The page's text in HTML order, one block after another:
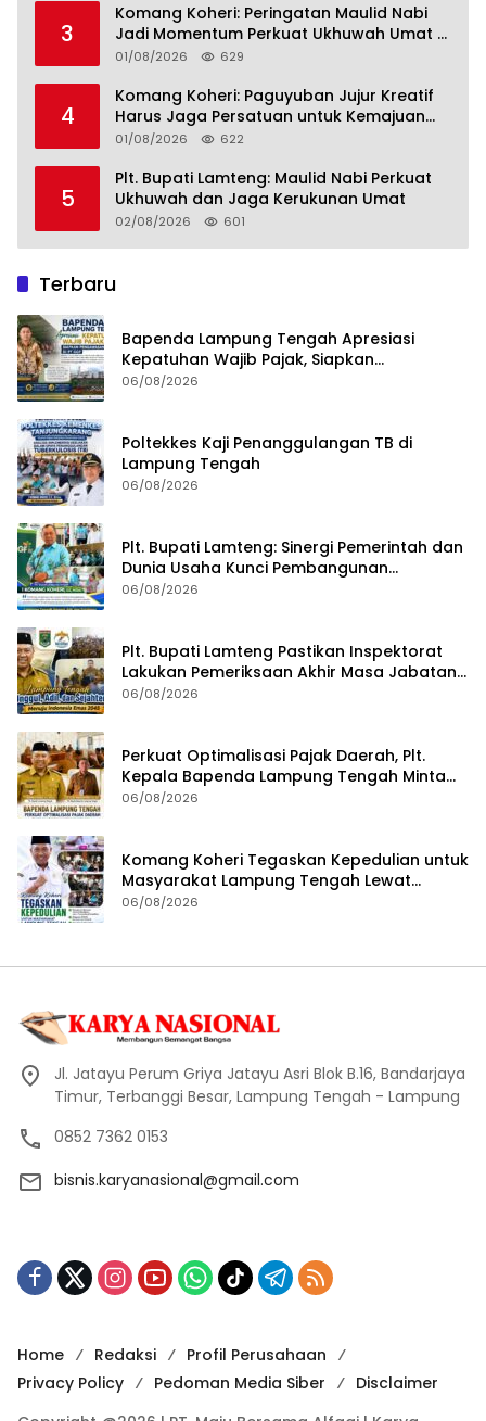
3
Komang Koheri: Peringatan Maulid Nabi
Jadi Momentum Perkuat Ukhuwah Umat di
Lampung Tengah
01/08/2026 629
4
Komang Koheri: Paguyuban Jujur Kreatif
Harus Jaga Persatuan untuk Kemajuan
Lampung Tengah
01/08/2026 622
5
Plt. Bupati Lamteng: Maulid Nabi Perkuat
Ukhuwah dan Jaga Kerukunan Umat
02/08/2026 601
Terbaru
Bapenda Lampung Tengah Apresiasi
Kepatuhan Wajib Pajak, Siapkan
Pengawasan Terpadu di PT GGP
06/08/2026
Poltekkes Kaji Penanggulangan TB di
Lampung Tengah
06/08/2026
Plt. Bupati Lamteng: Sinergi Pemerintah dan
Dunia Usaha Kunci Pembangunan
Berkelanjutan
06/08/2026
Plt. Bupati Lamteng Pastikan Inspektorat
Lakukan Pemeriksaan Akhir Masa Jabatan
51 Kepala Kampung
06/08/2026
Perkuat Optimalisasi Pajak Daerah, Plt.
Kepala Bapenda Lampung Tengah Minta
Seluruh Pengelola Tingkatkan Inovasi dan
06/08/2026
Komang Koheri Tegaskan Kepedulian untuk
Masyarakat Lampung Tengah Lewat
Penyaluran Bantuan Disabilitas
06/08/2026
Jl. Jatayu Perum Griya Jatayu Asri Blok B.16, Bandarjaya
Timur, Terbanggi Besar, Lampung Tengah - Lampung
0852 7362 0153
bisnis.karyanasional@gmail.com
Home Redaksi
Profil Perusahaan
Privacy Policy
Pedoman Media Siber
Disclaimer